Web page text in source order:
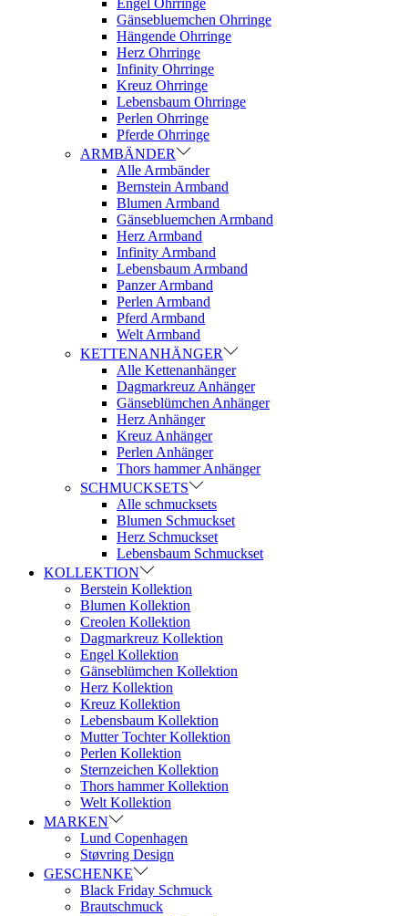
Engel Ohrringe
Gänsebluemchen Ohrringe
Hängende Ohrringe
Herz Ohrringe
Infinity Ohrringe
Kreuz Ohrringe
Lebensbaum Ohrringe
Perlen Ohrringe
Pferde Ohrringe
ARMBÄNDER
Alle Armbänder
Bernstein Armband
Blumen Armband
Gänsebluemchen Armband
Herz Armband
Infinity Armband
Lebensbaum Armband
Panzer Armband
Perlen Armband
Pferd Armband
Welt Armband
KETTENANHÄNGER
Alle Kettenanhänger
Dagmarkreuz Anhänger
Gänseblümchen Anhänger
Herz Anhänger
Kreuz Anhänger
Perlen Anhänger
Thors hammer Anhänger
SCHMUCKSETS
Alle schmucksets
Blumen Schmuckset
Herz Schmuckset
Lebensbaum Schmuckset
KOLLEKTION
Berstein Kollektion
Blumen Kollektion
Creolen Kollektion
Dagmarkreuz Kollektion
Engel Kollektion
Gänseblümchen Kollektion
Herz Kollektion
Kreuz Kollektion
Lebensbaum Kollektion
Mutter Tochter Kollektion
Perlen Kollektion
Sternzeichen Kollektion
Thors hammer Kollektion
Welt Kollektion
MARKEN
Lund Copenhagen
Støvring Design
GESCHENKE
Black Friday Schmuck
Brautschmuck